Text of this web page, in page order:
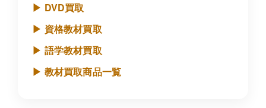
▶ DVD買取
▶ 資格教材買取
▶ 語学教材買取
▶ 教材買取商品一覧